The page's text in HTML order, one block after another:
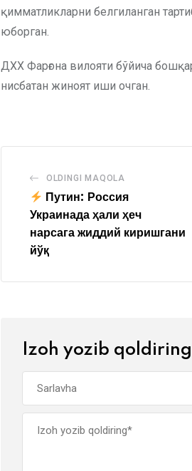
қимматликларни белгиланган
юборган.
ДХХ Фарғона вилояти бўйича
нисбатан жиноят иши очган.
OLDINGI MAQOLA
Путин: Россия
Украинада ҳали ҳеч
нарсага жиддий киришгани
йўқ
Izoh yozib qoldiring